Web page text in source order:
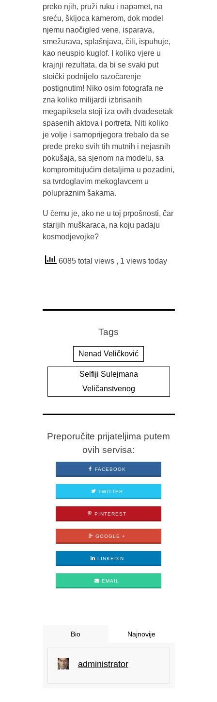
preko njih, pruži ruku i napamet, na
sreću, škljoca kamerom, dok model
njemu naočigled vene, isparava,
smežurava, splašnjava, čili, ispuhuje,
kao neuspio kuglof. I koliko vjere u
krajnji rezultata, da bi se svaki put
stoički podnijelo razočarenje
postignutim! Niko osim fotografa ne
zna koliko milijardi izbrisanih
megapiksela stoji iza ovih dvadesetak
spasenih aktova i portreta. Niti koliko
je volje i samoprijegora trebalo da se
pređe preko svih tih mutnih i nejasnih
pokušaja, sa sjenom na modelu, sa
kompromitujućim detaljima u pozadini,
sa tvrdoglavim mekoglavcem u
polupraznim šakama.
U čemu je, ako ne u toj prpošnosti, čar
starijih muškaraca, na koju padaju
kosmodjevojke?
6085 total views , 1 views today
Tags
Nenad Veličković
Selfiji Sulejmana
Veličanstvenog
Preporučite prijateljima putem
ovih servisa:
FACEBOOK
TWITTER
PINTEREST
GOOGLE +
LINKEDIN
EMAIL
Bio Najnovije
administrator